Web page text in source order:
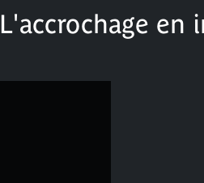
L'accrochage en